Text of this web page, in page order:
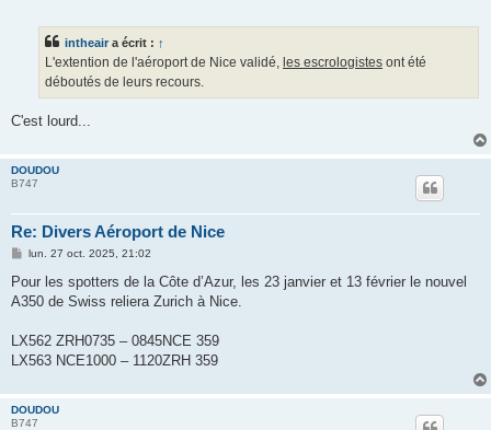
intheair a écrit : ↑
L'extention de l'aéroport de Nice validé, les escrologistes ont été
déboutés de leurs recours.
C'est lourd...
DOUDOU
B747
Re: Divers Aéroport de Nice
M
s
a
lun. 27 oct. 2025, 21:02
Pour les spotters de la Côte d’Azur, les 23 janvier et 13 février le nouvel
A350 de Swiss reliera Zurich à Nice.
LX562 ZRH0735 – 0845NCE 359
LX563 NCE1000 – 1120ZRH 359
DOUDOU
B747